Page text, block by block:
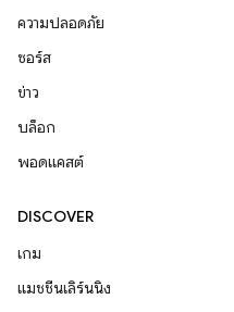
ความปลอดภัย
ซอร์ส
ข่าว
บล็อก
พอดแคสต์
DISCOVER
เกม
แมชชีนเลิร์นนิง